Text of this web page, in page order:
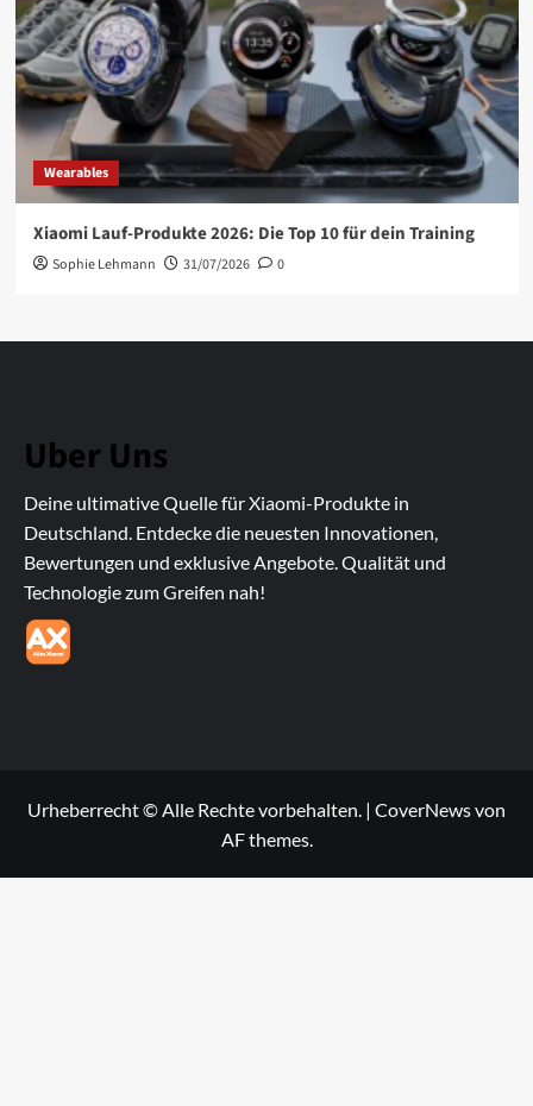
Wearables
Xiaomi Lauf-Produkte 2026: Die Top 10 für dein Training
Sophie Lehmann 31/07/2026 0
Uber Uns
Deine ultimative Quelle für Xiaomi-Produkte in
Deutschland. Entdecke die neuesten Innovationen,
Bewertungen und exklusive Angebote. Qualität und
Technologie zum Greifen nah!
Urheberrecht © Alle Rechte vorbehalten. | CoverNewsvon
AF themes.